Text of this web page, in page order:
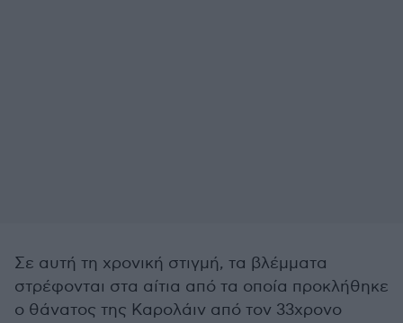
Σε αυτή τη χρονική στιγμή, τα βλέμματα
στρέφονται στα αίτια από τα οποία προκλήθηκε
ο θάνατος της Καρολάιν από τον 33χρονο